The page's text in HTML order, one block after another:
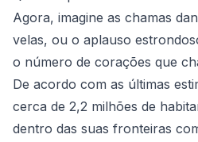
Agora, imagine as chamas
velas, ou o aplauso
o número de corações que
De acordo com as últimas
cerca de 2,2 milhões de
dentro das suas fronteiras